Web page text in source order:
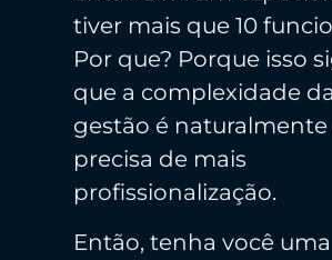
tiver mais que 10
Por que? Porque isso
que a complexidade
gestão é
precisa de mais
profissionalização.
Então, tenha você uma